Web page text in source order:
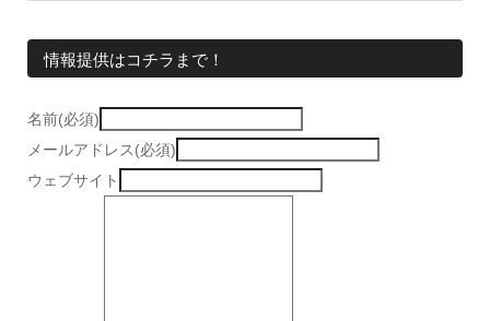
情報提供はコチラまで！
名前(必須)
メールアドレス(必須)
ウェブサイト